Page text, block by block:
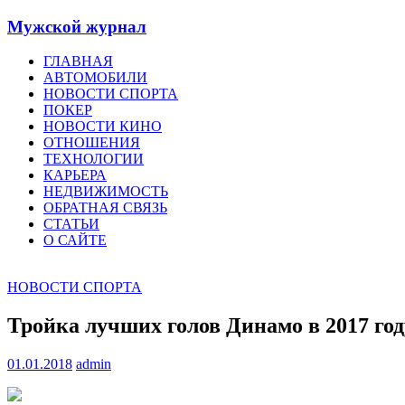
Мужской журнал
ГЛАВНАЯ
АВТОМОБИЛИ
НОВОСТИ СПОРТА
ПОКЕР
НОВОСТИ КИНО
ОТНОШЕНИЯ
ТЕХНОЛОГИИ
КАРЬЕРА
НЕДВИЖИМОСТЬ
ОБРАТНАЯ СВЯЗЬ
СТАТЬИ
О САЙТЕ
НОВОСТИ СПОРТА
Тройка лучших голов Динамо в 2017
01.01.2018 admin